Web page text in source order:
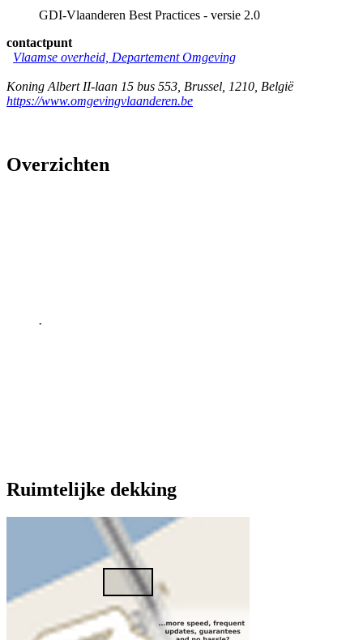
GDI-Vlaanderen Best Practices - versie 2.0
contactpunt
Vlaamse overheid, Departement Omgeving
Koning Albert II-laan 15 bus 553 Brussel 1210 België
https://www.omgevingvlaanderen.be
Overzichten
Ruimtelijke dekking